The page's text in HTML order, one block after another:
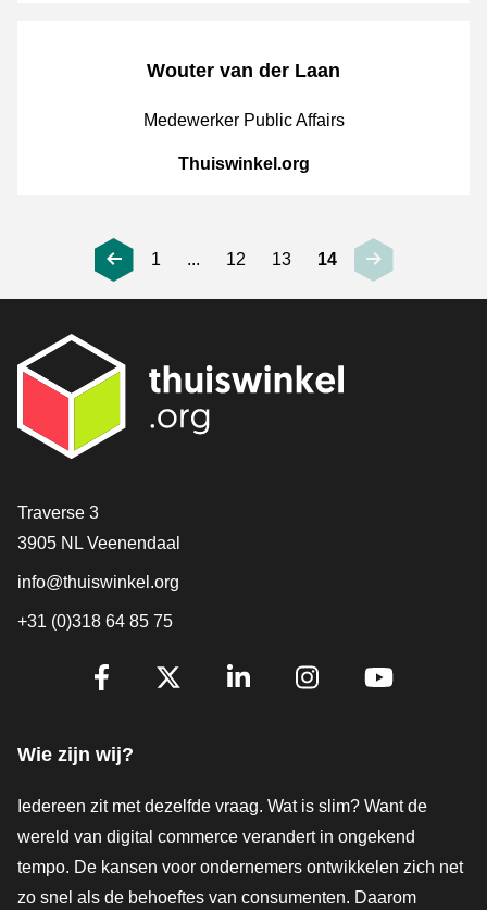
Wouter van der Laan
JobPosition
Medewerker Public Affairs
CompanyName
Thuiswinkel.org
1 ... 12 13 14
Contact
Traverse 3
3905 NL Veenendaal
info@thuiswinkel.org
+31 (0)318 64 85 75
Volg je ons al?
Wie zijn wij?
Iedereen zit met dezelfde vraag. Wat is slim? Want de
wereld van digital commerce verandert in ongekend
tempo. De kansen voor ondernemers ontwikkelen zich net
zo snel als de behoeftes van consumenten. Daarom